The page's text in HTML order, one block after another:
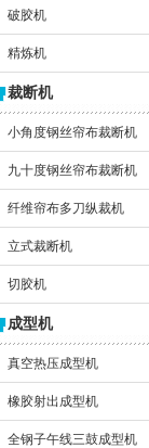
破胶机
精炼机
裁断机
小角度钢丝帘布裁断机
九十度钢丝帘布裁断机
纤维帘布多刀纵裁机
立式裁断机
切胶机
成型机
真空热压成型机
橡胶射出成型机
全钢子午线三鼓成型机